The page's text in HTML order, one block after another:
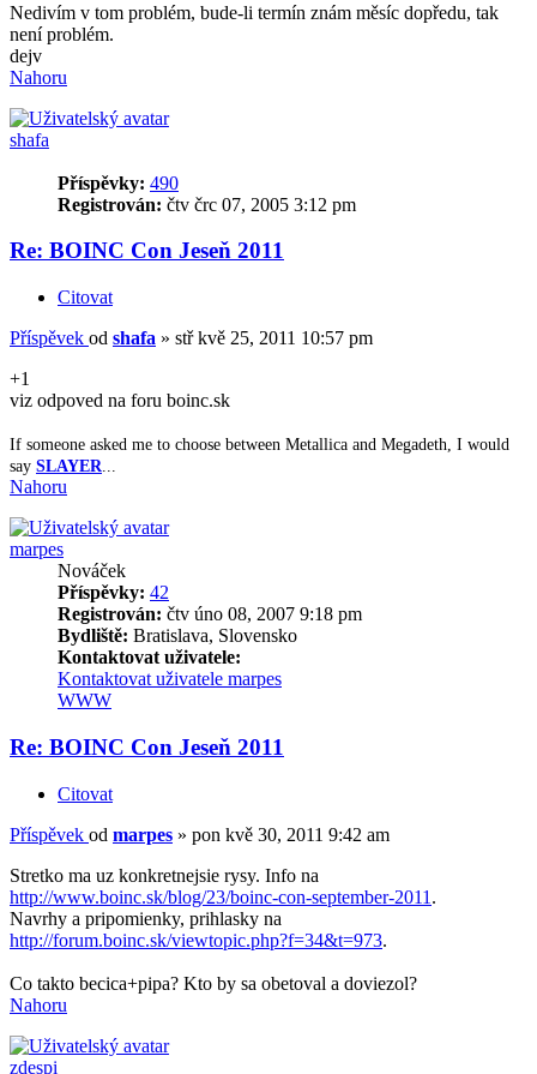
Nedivím v tom problém, bude-li termín znám měsíc dopředu, tak
není problém.
dejv
Nahoru
shafa
Příspěvky: 490
Registrován: čtv črc 07, 2005 3:12 pm
Re: BOINC Con Jeseň 2011
Citovat
Příspěvek od shafa » stř kvě 25, 2011 10:57 pm
+1
viz odpoved na foru boinc.sk
If someone asked me to choose between Metallica and Megadeth, I would
say SLAYER...
Nahoru
marpes
Nováček
Příspěvky: 42
Registrován: čtv úno 08, 2007 9:18 pm
Bydliště: Bratislava, Slovensko
Kontaktovat uživatele:
Kontaktovat uživatele marpes
WWW
Re: BOINC Con Jeseň 2011
Citovat
Příspěvek od marpes » pon kvě 30, 2011 9:42 am
Stretko ma uz konkretnejsie rysy. Info na
http://www.boinc.sk/blog/23/boinc-con-september-2011 .
Navrhy a pripomienky, prihlasky na
http://forum.boinc.sk/viewtopic.php?f=34&t=973.
Co takto becica+pipa? Kto by sa obetoval a doviezol?
Nahoru
zdespi